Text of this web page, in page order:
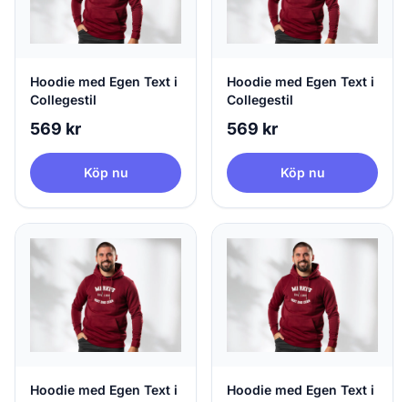
Hoodie med Egen Text i
Collegestil
569 kr
Köp nu
Hoodie med Egen Text i
Collegestil
569 kr
Köp nu
Hoodie med Egen Text i
Hoodie med Egen Text i